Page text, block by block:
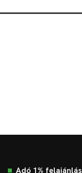
Adó 1% felajánlás